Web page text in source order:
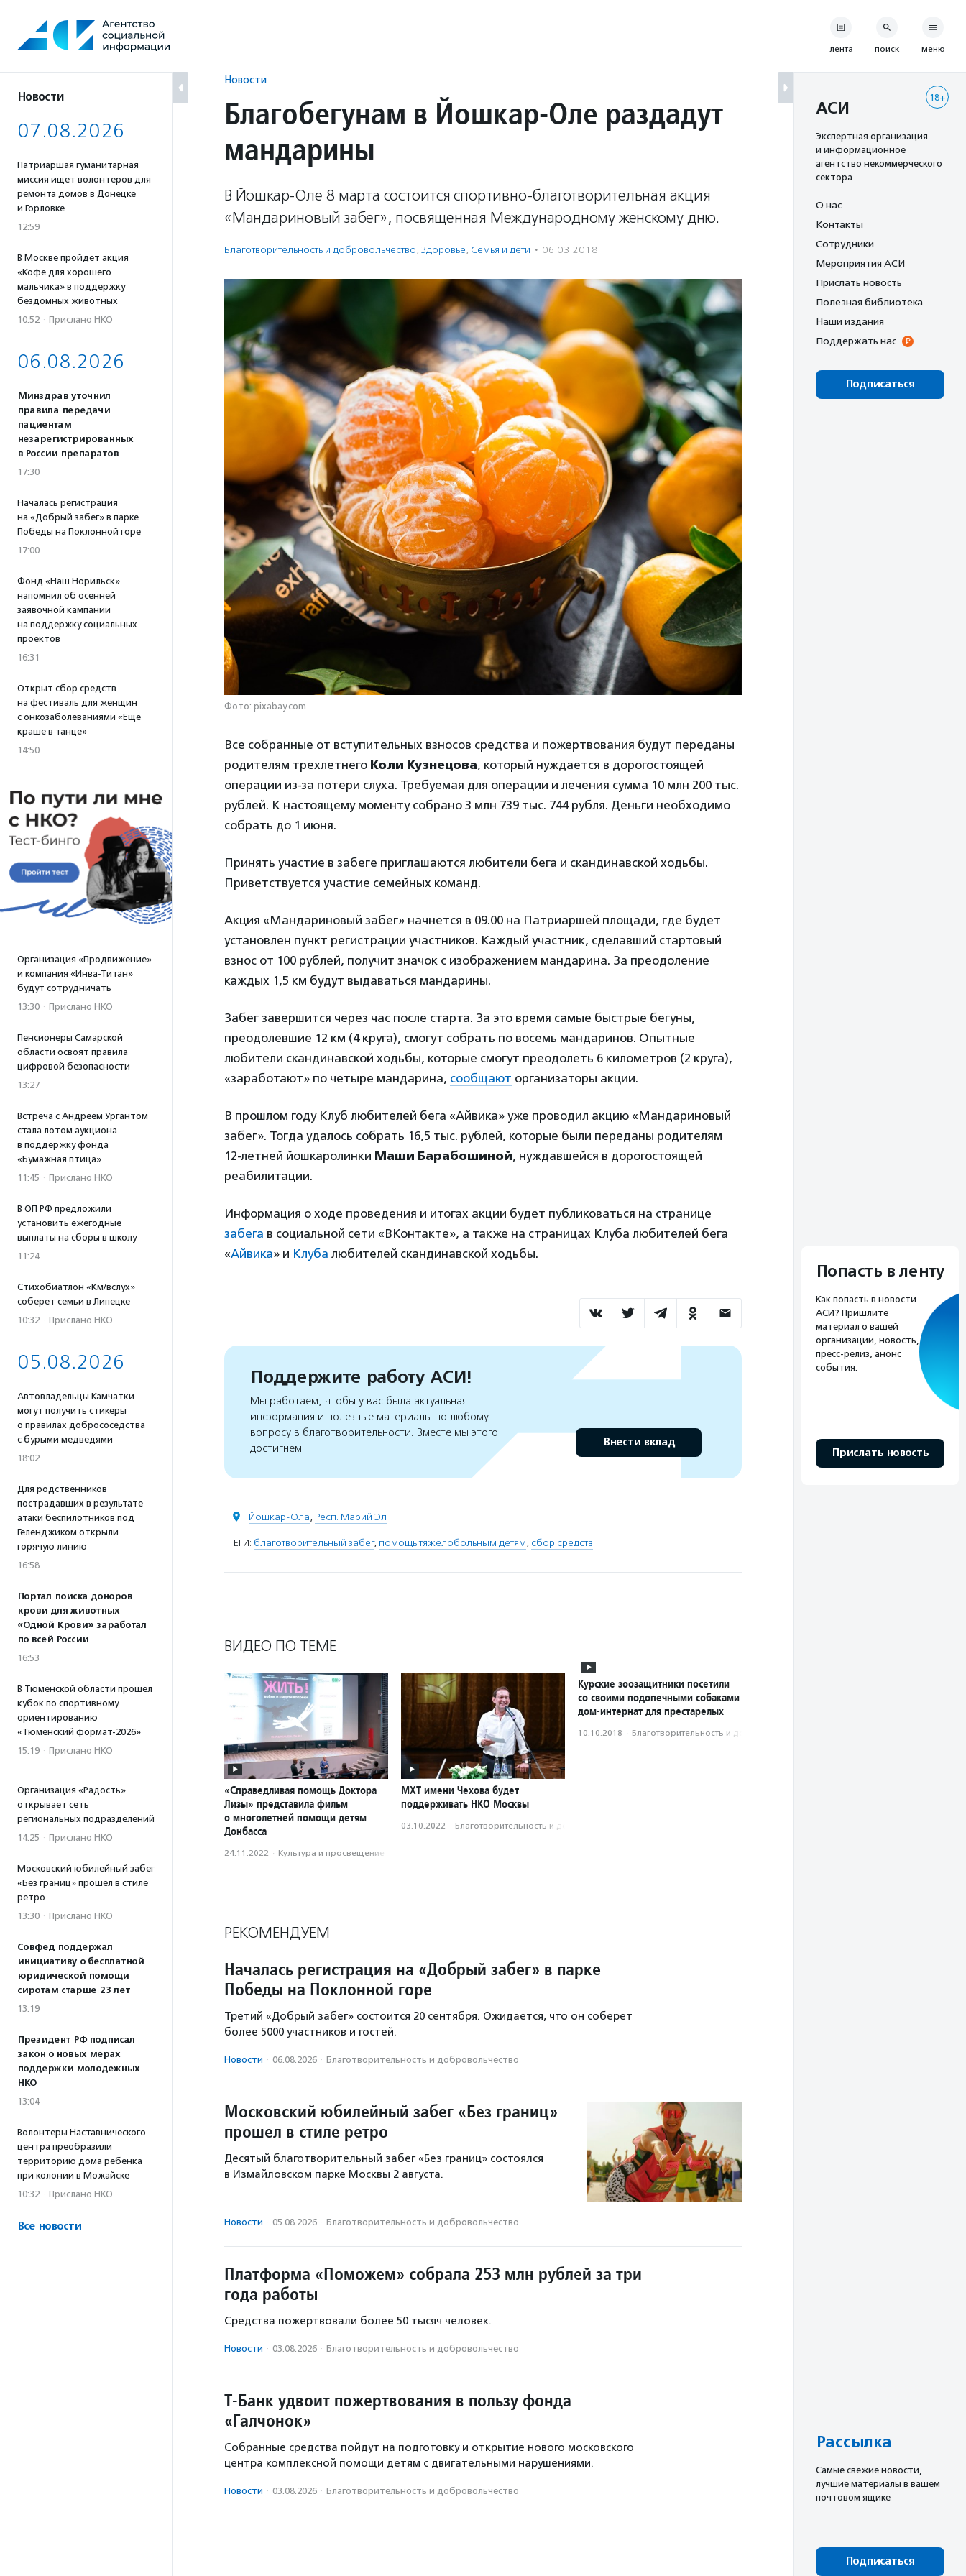
содержанию
Новости
07.08.2026
Патриаршая гуманитарная
миссия ищет волонтеров для
ремонта домов в Донецке
и Горловке
12:59
В Москве пройдет акция
«Кофе для хорошего
мальчика» в поддержку
бездомных животных
10:52 · Прислано НКО
06.08.2026
Минздрав уточнил
правила передачи
пациентам
незарегистрированных
в России препаратов
17:30
Началась регистрация
на «Добрый забег» в парке
Победы на Поклонной горе
17:00
Фонд «Наш Норильск»
напомнил об осенней
заявочной кампании
на поддержку социальных
проектов
16:31
Открыт сбор средств
на фестиваль для женщин
с онкозаболеваниями «Еще
краше в танце»
14:50
Организация «Продвижение»
и компания «Инва-Титан»
будут сотрудничать
13:30 · Прислано НКО
Пенсионеры Самарской
области освоят правила
цифровой безопасности
13:27
Встреча с Андреем Ургантом
стала лотом аукциона
в поддержку фонда
«Бумажная птица»
11:45 · Прислано НКО
В ОП РФ предложили
установить ежегодные
выплаты на сборы в школу
11:24
Стихобиатлон «Км/вслух»
соберет семьи в Липецке
10:32 · Прислано НКО
05.08.2026
Автовладельцы Камчатки
могут получить стикеры
о правилах добрососедства
с бурыми медведями
18:02
Для родственников
пострадавших в результате
атаки беспилотников под
Геленджиком открыли
горячую линию
16:58
Портал поиска доноров
крови для животных
«Одной Крови» заработал
по всей России
16:53
В Тюменской области прошел
кубок по спортивному
ориентированию
«Тюменский формат-2026»
15:19 · Прислано НКО
Организация «Радость»
открывает сеть
региональных подразделений
14:25 · Прислано НКО
Московский юбилейный забег
«Без границ» прошел в стиле
ретро
13:30 · Прислано НКО
Совфед поддержал
инициативу о бесплатной
юридической помощи
сиротам старше 23 лет
13:19
Президент РФ подписал
закон о новых мерах
поддержки молодежных
НКО
13:04
Волонтеры Наставнического
центра преобразили
территорию дома ребенка
при колонии в Можайске
10:32 · Прислано НКО
Все новости
Новости
Благобегунам в Йошкар-Оле раздадут
мандарины
В Йошкар-Оле 8 марта состоится спортивно-благотворительная акция
«Мандариновый забег», посвященная Международному женскому дню.
Благотвори­тель­ность и доброволь­чест­во, Здоровье, Семья и дети · 06.03.2018
Фото: pixabay.com
Все собранные от вступительных взносов средства и пожертвования будут переданы
родителям трехлетнего Коли Кузнецова, который нуждается в дорогостоящей
операции из-за потери слуха. Требуемая для операции и лечения сумма 10 млн 200 тыс.
рублей. К настоящему моменту собрано 3 млн 739 тыс. 744 рубля. Деньги необходимо
собрать до 1 июня.
Принять участие в забеге приглашаются любители бега и скандинавской ходьбы.
Приветствуется участие семейных команд.
Акция «Мандариновый забег» начнется в 09.00 на Патриаршей площади, где будет
установлен пункт регистрации участников. Каждый участник, сделавший стартовый
взнос от 100 рублей, получит значок с изображением мандарина. За преодоление
каждых 1,5 км будут выдаваться мандарины.
Забег завершится через час после старта. За это время самые быстрые бегуны,
преодолевшие 12 км (4 круга), смогут собрать по восемь мандаринов. Опытные
любители скандинавской ходьбы, которые смогут преодолеть 6 километров (2 круга),
«заработают» по четыре мандарина, сообщают организаторы акции.
В прошлом году Клуб любителей бега «Айвика» уже проводил акцию «Мандариновый
забег». Тогда удалось собрать 16,5 тыс. рублей, которые были переданы родителям
12-летней йошкаролинки Маши Барабошиной, нуждавшейся в дорогостоящей
реабилитации.
Информация о ходе проведения и итогах акции будет публиковаться на странице
забега в социальной сети «ВКонтакте», а также на страницах Клуба любителей бега
«Айвика» и Клуба любителей скандинавской ходьбы.
Поддержите работу АСИ!
Мы работаем, чтобы у вас была актуальная
информация и полезные материалы по любому
вопросу в благотворительности. Вместе мы этого
достигнем
Внести вклад
Йошкар-Ола, Респ. Марий Эл
ТЕГИ: благотворительный забег, помощь тяжелобольным детям, сбор средств
ВИДЕО ПО ТЕМЕ
«Справедливая помощь Доктора
Лизы» представила фильм
о многолетней помощи детям
Донбасса
24.11.2022 · Культура и просвещение
МХТ имени Чехова будет
поддерживать НКО Москвы
03.10.2022 · Благотвори­тель­ность и доброволь­чест­во
Курские зоозащитники посетили
со своими подопечными собаками
дом-интернат для престарелых
10.10.2018 · Благотвори­тель­ность и доброволь­чест­во
РЕКОМЕНДУЕМ
Началась регистрация на «Добрый забег» в парке
Победы на Поклонной горе
Третий «Добрый забег» состоится 20 сентября. Ожидается, что он соберет
более 5000 участников и гостей.
Новости · 06.08.2026 · Благотвори­тель­ность и доброволь­чест­во
Московский юбилейный забег «Без границ»
прошел в стиле ретро
Десятый благотворительный забег «Без границ» состоялся
в Измайловском парке Москвы 2 августа.
Новости · 05.08.2026 · Благотвори­тель­ность и доброволь­чест­во
Платформа «Поможем» собрала 253 млн рублей за три
года работы
Средства пожертвовали более 50 тысяч человек.
Новости · 03.08.2026 · Благотвори­тель­ность и доброволь­чест­во
Т-Банк удвоит пожертвования в пользу фонда
«Галчонок»
Собранные средства пойдут на подготовку и открытие нового московского
центра комплексной помощи детям с двигательными нарушениями.
Новости · 03.08.2026 · Благотвори­тель­ность и доброволь­чест­во
лента поиск меню
18+
АСИ
Экспертная организация
и информационное
агентство некоммерческого
сектора
О нас
Контакты
Сотрудники
Мероприятия АСИ
Прислать новость
Полезная библиотека
Наши издания
Поддержать нас
Подписаться
Попасть в ленту
Как попасть в новости
АСИ? Пришлите
материал о вашей
организации, новость,
пресс-релиз, анонс
события.
Прислать новость
Рассылка
Cамые свежие новости,
лучшие материалы в вашем
почтовом ящике
Подписаться